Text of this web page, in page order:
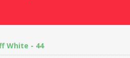
White - 44